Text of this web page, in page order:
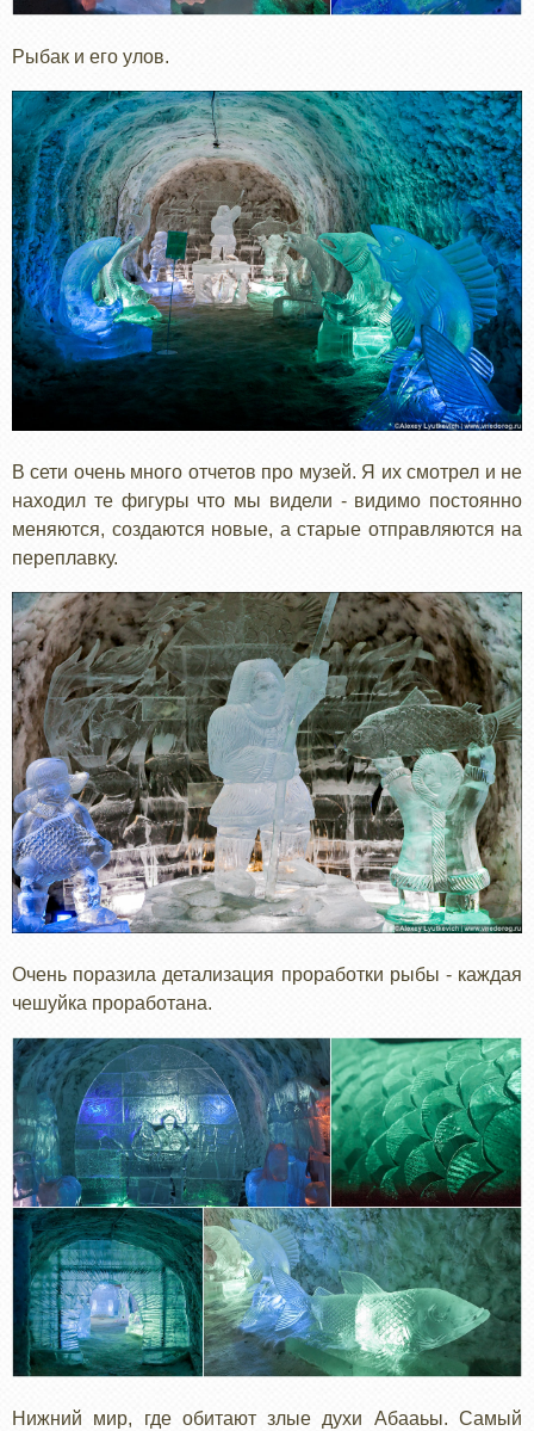
Рыбак и его улов.
В сети очень много отчетов про музей. Я их смотрел и не
находил те фигуры что мы видели - видимо постоянно
меняются, создаются новые, а старые отправляются на
переплавку.
Очень поразила детализация проработки рыбы - каждая
чешуйка проработана.
Нижний мир, где обитают злые духи Абааьы. Самый